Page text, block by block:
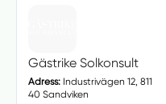
Gästrike Solkonsult
Adress:Industrivägen 12, 811
40 Sandviken